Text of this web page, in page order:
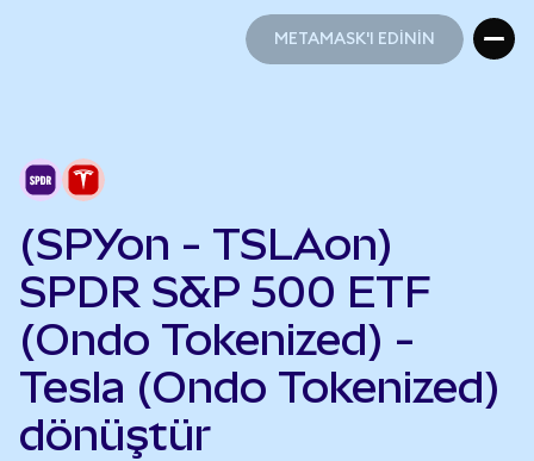
METAMASK'I EDİNİN
(SPYon - TSLAon)
SPDR S&P 500 ETF
(Ondo Tokenized) -
Tesla (Ondo Tokenized)
dönüştür